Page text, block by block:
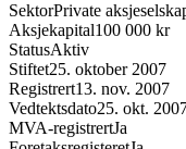
SektorPrivate
Aksjekapital100 000 kr
StatusAktiv
Stiftet25. oktober 2007
Registrert13. nov. 2007
Vedtektsdato25. okt.
MVA-registrertJa